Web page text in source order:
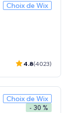
Choix de Wix
4.8(4023)
Choix de Wix
- 30 %